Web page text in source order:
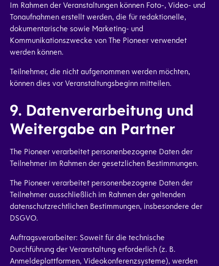
Im Rahmen der Veranstaltungen können Foto-, Video- und
Tonaufnahmen erstellt werden, die für redaktionelle,
dokumentarische sowie Marketing- und
Kommunikationszwecke von The Pioneer verwendet
werden können.
Teilnehmer, die nicht aufgenommen werden möchten,
können dies vor Veranstaltungsbeginn mitteilen.
9. Datenverarbeitung und
Weitergabe an Partner
The Pioneer verarbeitet personenbezogene Daten der
Teilnehmer im Rahmen der gesetzlichen Bestimmungen.
The Pioneer verarbeitet personenbezogene Daten der
Teilnehmer ausschließlich im Rahmen der geltenden
datenschutzrechtlichen Bestimmungen, insbesondere der
DSGVO.
Auftragsverarbeiter: Soweit für die technische
Durchführung der Veranstaltung erforderlich (z. B.
Anmeldeplattformen, Videokonferenzsysteme), werden